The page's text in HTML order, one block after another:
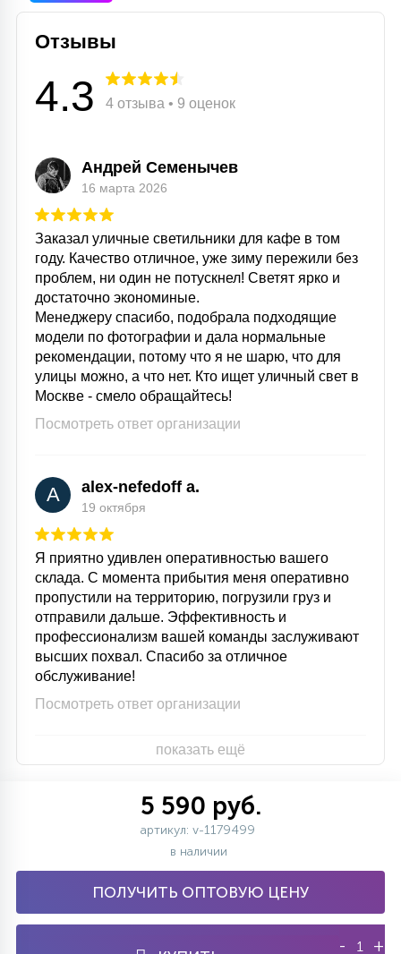
Отзывы
4.3 4 отзыва • 9 оценок
Андрей Семенычев
16 марта 2026
Заказал уличные светильники для кафе в том
году. Качество отличное, уже зиму пережили без
проблем, ни один не потускнел! Светят ярко и
достаточно экономиные.
Менеджеру спасибо, подобрала подходящие
модели по фотографии и дала нормальные
рекомендации, потому что я не шарю, что для
улицы можно, а что нет. Кто ищет уличный свет в
Москве - смело обращайтесь!
Посмотреть ответ организации
A alex-nefedoff a.
19 октября
Я приятно удивлен оперативностью вашего
склада. С момента прибытия меня оперативно
пропустили на территорию, погрузили груз и
отправили дальше. Эффективность и
профессионализм вашей команды заслуживают
высших похвал. Спасибо за отличное
обслуживание!
Посмотреть ответ организации
показать ещё
5 590 руб.
артикул: v-1179499
в наличии
ПОЛУЧИТЬ ОПТОВУЮ ЦЕНУ
- +